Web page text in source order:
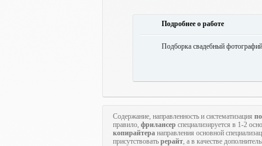
Подробнее о работе
Подборка свадебный
Содержание, направленность и систематизация
правило, фрилансер специализируется в 1-2
копирайтера направления основной
присутствовать рерайт, а в качестве